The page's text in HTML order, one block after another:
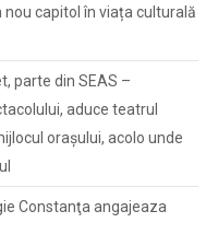
nou capitol în viața culturală
parte din SEAS –
aduce teatrul
orașului, acolo unde
Constanţa angajeaza